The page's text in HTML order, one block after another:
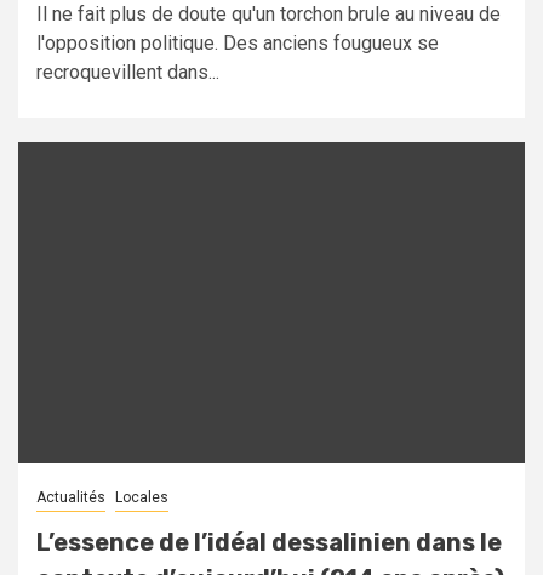
Il ne fait plus de doute qu'un torchon brule au niveau de
l'opposition politique. Des anciens fougueux se
recroquevillent dans...
Actualités Locales
L’essence de l’idéal dessalinien dans le